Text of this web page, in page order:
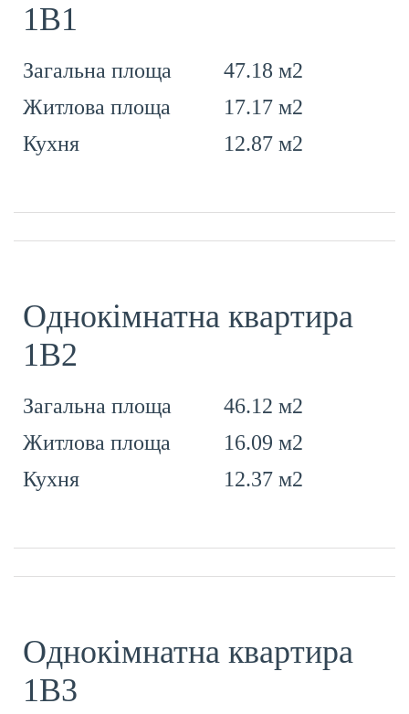
1В1
Загальна площа
47.18 м2
Житлова площа
17.17 м2
Кухня
12.87 м2
Однокімнатна квартира
1В2
Загальна площа
46.12 м2
Житлова площа
16.09 м2
Кухня
12.37 м2
Однокімнатна квартира
1В3